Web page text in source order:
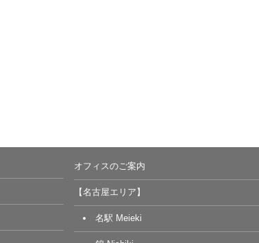
オフィスのご案内
【名古屋エリア】
名駅 Meieki